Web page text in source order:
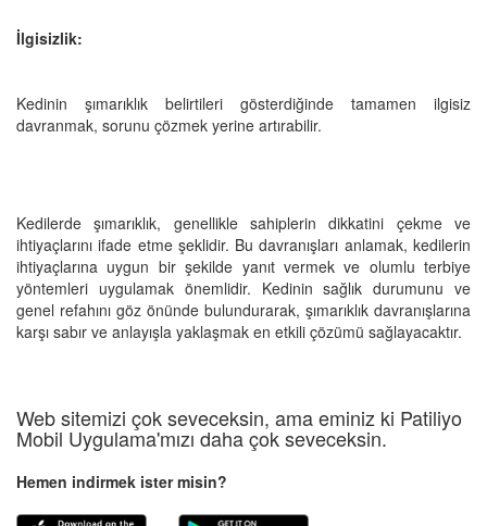
İlgisizlik:
Kedinin şımarıklık belirtileri gösterdiğinde tamamen ilgisiz
davranmak, sorunu çözmek yerine artırabilir.
Kedilerde şımarıklık, genellikle sahiplerin dikkatini çekme ve
ihtiyaçlarını ifade etme şeklidir. Bu davranışları anlamak, kedilerin
ihtiyaçlarına uygun bir şekilde yanıt vermek ve olumlu terbiye
yöntemleri uygulamak önemlidir. Kedinin sağlık durumunu ve
genel refahını göz önünde bulundurarak, şımarıklık davranışlarına
karşı sabır ve anlayışla yaklaşmak en etkili çözümü sağlayacaktır.
Web sitemizi çok seveceksin, ama eminiz ki Patiliyo
Mobil Uygulama'mızı daha çok seveceksin.
Hemen indirmek ister misin?